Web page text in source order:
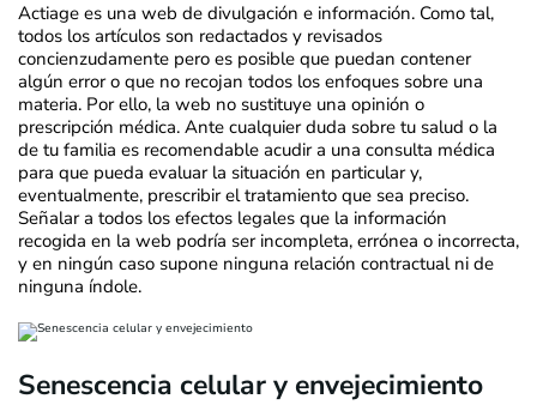
Actiage es una web de divulgación e información. Como tal,
todos los artículos son redactados y revisados
concienzudamente pero es posible que puedan contener
algún error o que no recojan todos los enfoques sobre una
materia. Por ello, la web no sustituye una opinión o
prescripción médica. Ante cualquier duda sobre tu salud o la
de tu familia es recomendable acudir a una consulta médica
para que pueda evaluar la situación en particular y,
eventualmente, prescribir el tratamiento que sea preciso.
Señalar a todos los efectos legales que la información
recogida en la web podría ser incompleta, errónea o incorrecta,
y en ningún caso supone ninguna relación contractual ni de
ninguna índole.
Senescencia celular y envejecimiento